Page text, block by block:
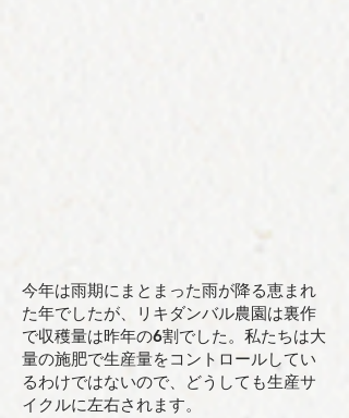
今年は雨期にまとまった雨が降る恵まれ
た年でしたが、リキダンバル農園は裏作
で収穫量は昨年の6割でした。私たちは大
量の施肥で生産量をコントロールしてい
るわけではないので、どうしても生産サ
イクルに左右されます。